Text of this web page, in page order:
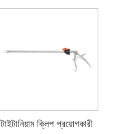
টাইটানিয়াম ক্লিপ প্রয়োগকারী